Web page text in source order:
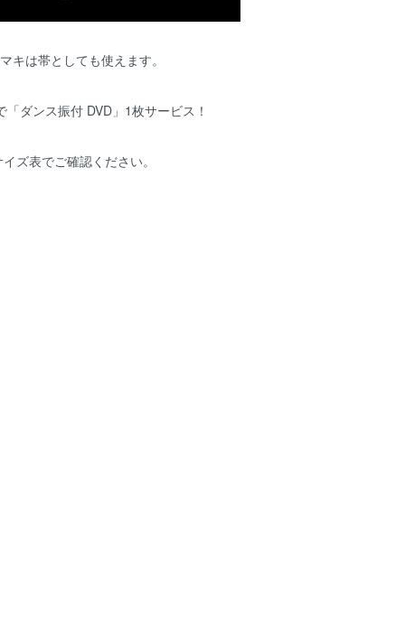
キは帯としても使えます。
ダンス振付 DVD」1枚サービス！
ズ表でご確認ください。